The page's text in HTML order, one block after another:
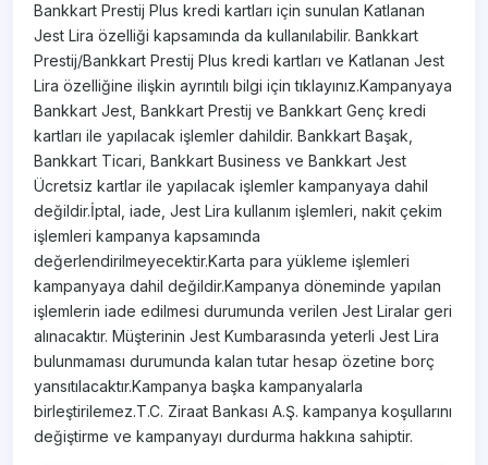
Bankkart Prestij Plus kredi kartları için sunulan Katlanan
Jest Lira özelliği kapsamında da kullanılabilir. Bankkart
Prestij/Bankkart Prestij Plus kredi kartları ve Katlanan Jest
Lira özelliğine ilişkin ayrıntılı bilgi için tıklayınız.Kampanyaya
Bankkart Jest, Bankkart Prestij ve Bankkart Genç kredi
kartları ile yapılacak işlemler dahildir. Bankkart Başak,
Bankkart Ticari, Bankkart Business ve Bankkart Jest
Ücretsiz kartlar ile yapılacak işlemler kampanyaya dahil
değildir.İptal, iade, Jest Lira kullanım işlemleri, nakit çekim
işlemleri kampanya kapsamında
değerlendirilmeyecektir.Karta para yükleme işlemleri
kampanyaya dahil değildir.Kampanya döneminde yapılan
işlemlerin iade edilmesi durumunda verilen Jest Liralar geri
alınacaktır. Müşterinin Jest Kumbarasında yeterli Jest Lira
bulunmaması durumunda kalan tutar hesap özetine borç
yansıtılacaktır.Kampanya başka kampanyalarla
birleştirilemez.T.C. Ziraat Bankası A.Ş. kampanya koşullarını
değiştirme ve kampanyayı durdurma hakkına sahiptir.